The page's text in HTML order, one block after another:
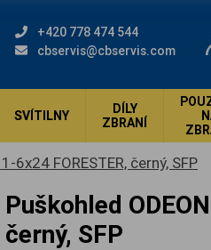
+420 778 474 544
cbservis@cbservis.com
SVÍTILNY
DÍLY
ZBRANÍ
6x24 FORESTER, černý, SFP
Puškohled ODEON 1-6x24 FORESTER,
černý, SFP